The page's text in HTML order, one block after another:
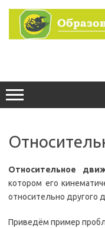
содержимому
Относительное
котором его
относительно другого
Приведём пример